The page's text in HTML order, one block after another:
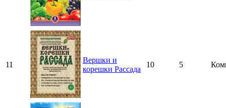
11
Вершки и
корешки Рассада
10 5